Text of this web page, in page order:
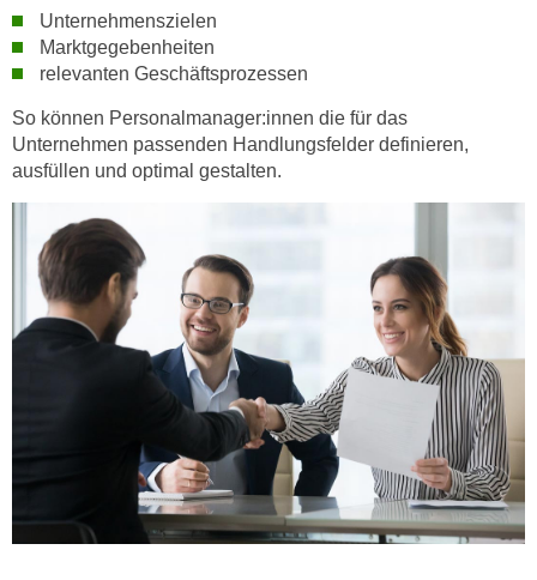
Unternehmenszielen
Marktgegebenheiten
relevanten Geschäftsprozessen
So können Personalmanager:innen die für das
Unternehmen passenden Handlungsfelder definieren,
ausfüllen und optimal gestalten.
s
s
u
n